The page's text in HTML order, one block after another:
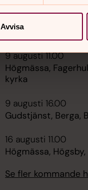
Avvisa
8 augusti 18.00
kyrka
9 augusti 11.00
Högmässa,
kyrka
9 augusti 16.00
Gudstjänst, Berga,
16 augusti 11.00
Högmässa,
Se fler kommande